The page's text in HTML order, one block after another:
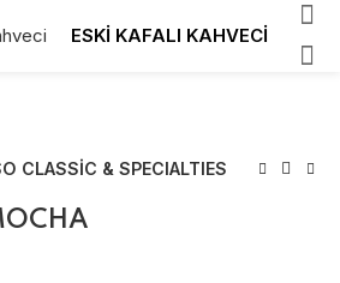
ESKİ KAFALI KAHVECİ
CLASSİC & SPECIALTIES